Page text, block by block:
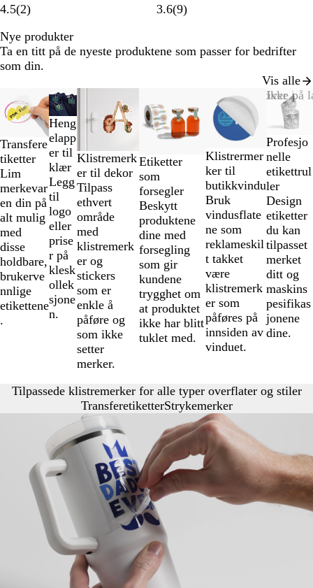
4.5(2)
3.6(9)
Nye produkter
Ta en titt på de nyeste produktene som passer for bedrifter
som din.
Vis alle
Transfere
tiketter
Lim
merkevar
en din på
alt mulig
med
disse
holdbare,
brukerve
nnlige
etikettene
.
Heng
elapp
er til
klær
Legg
til
logo
eller
prise
r på
klesk
ollek
sjone
n.
Nyhet
Klistremerk
er til dekor
Tilpass
ethvert
område
med
klistremerk
er og
stickers
som er
enkle å
påføre og
som ikke
setter
merker.
Nye alternativer
Etiketter
som
forsegler
Beskytt
produktene
dine med
forsegling
som gir
kundene
trygghet om
at produktet
ikke har blitt
tuklet med.
Nye alternativer
Klistrermer
ker til
butikkvindu
Bruk
vindusflate
ne som
reklameskil
t takket
være
klistremerk
er som
påføres på
innsiden av
vinduet.
Ikke på
Profesjo
nelle
etikettrul
ler
Design
etiketter
du kan
tilpasset
merket
ditt og
maskins
pesifikas
jonene
dine.
Lysbilder
1
til
2
av
6
Tilpassede klistremerker for alle typer overflater og stiler
TransferetiketterStrykemerker